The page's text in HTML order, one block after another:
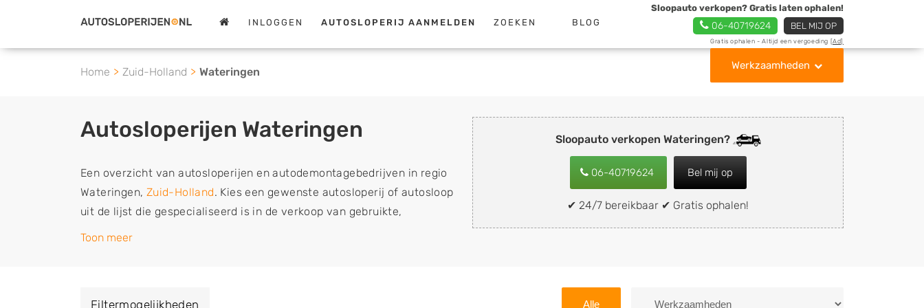
INLOGGEN AUTOSLOPERIJ AANMELDEN ZOEKEN BLOG
Sloopauto verkopen? Gratis laten ophalen!
06-40719624 BEL MIJ OP
Gratis ophalen - Altijd een vergoeding [Ad]
Werkzaamheden
Home Zuid-Holland Wateringen
Sloopauto verkopen Wateringen?
06-40719624 Bel mij op
✔ 24/7 bereikbaar ✔ Gratis ophalen!
Autosloperijen Wateringen
Een overzicht van autosloperijen en autodemontagebedrijven in regio
Wateringen, Zuid-Holland. Kies een gewenste autosloperij of autosloop
uit de lijst die gespecialiseerd is in de verkoop van gebruikte,
tweedehands en sloopauto onderdelen of in de inkoop van sloopauto's,
Toon meer
Filtermogelijkheden Alle